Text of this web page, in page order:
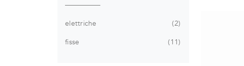
elettriche
2
fisse
11